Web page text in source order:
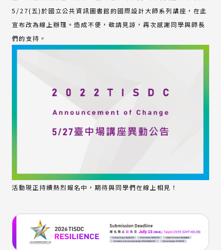
5/27(五)於國立公共資訊圖書館的國際設計大師系列講座，在此
宣布改為線上辦理。造成不便，敬請見諒，再次感謝同學與師長
們的支持。
活動現正持續熱烈報名中，期待與同學們在線上相見！